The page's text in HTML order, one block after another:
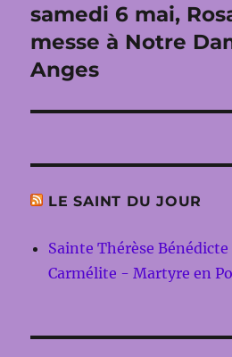
Publication
suivante :
samedi 6 mai,
messe à Notre
Anges
LE SAINT DU JOUR
Sainte Thérèse
Carmélite - Martyre en